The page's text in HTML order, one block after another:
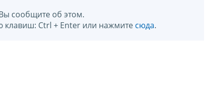
сообщите об этом.
клавиш: Ctrl + Enter или нажмите сюда.